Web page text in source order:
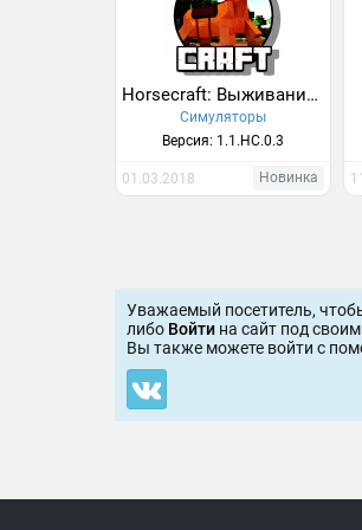
Horsecraft: Выживание с Лошадьми
Симуляторы
Версия: 1.1.HC.0.3
01.03.2018 Новинка
Уважаемый посетитель,
либо Войти на сайт под
Вы также можете войти c